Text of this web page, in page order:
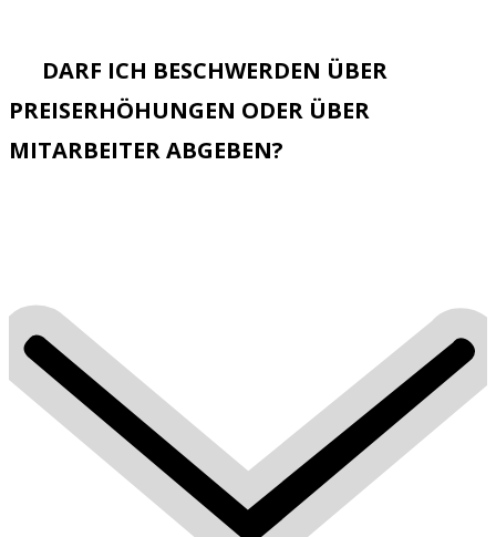
DARF ICH BESCHWERDEN ÜBER
PREISERHÖHUNGEN ODER ÜBER
MITARBEITER ABGEBEN?